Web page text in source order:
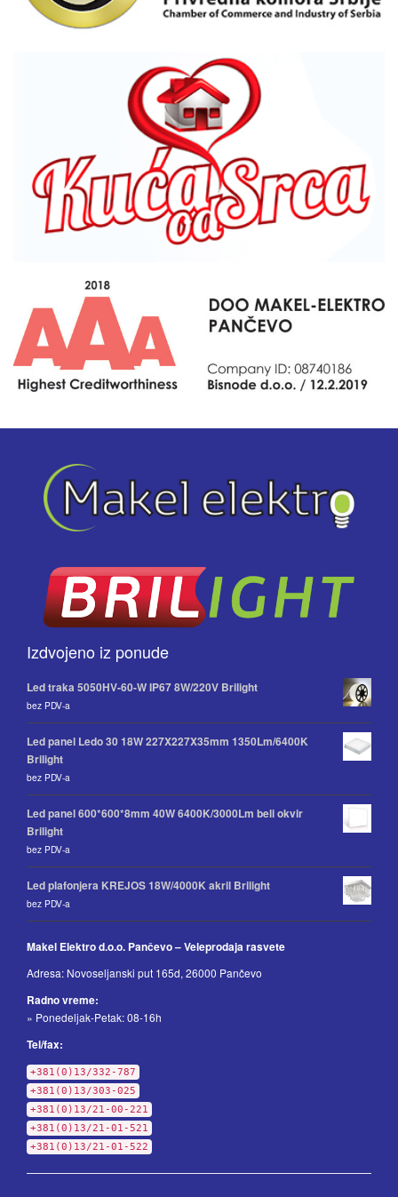
Izdvojeno iz ponude
Led traka 5050HV-60-W IP67 8W/220V Brilight
bez PDV-a
Led panel Ledo 30 18W 227X227X35mm 1350Lm/6400K
Brilight
bez PDV-a
Led panel 600*600*8mm 40W 6400K/3000Lm beli okvir
Brilight
bez PDV-a
Led plafonjera KREJOS 18W/4000K akril Brilight
bez PDV-a
Makel Elektro d.o.o. Pančevo – Veleprodaja rasvete
Adresa: Novoseljanski put 165d, 26000 Pančevo
Radno vreme:
» Ponedeljak-Petak: 08-16h
Tel/fax:
+381(0)13/332-787
+381(0)13/303-025
+381(0)13/21-00-221
+381(0)13/21-01-521
+381(0)13/21-01-522